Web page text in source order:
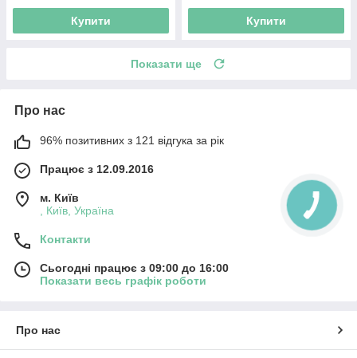
Купити Купити
Показати ще
Про нас
96% позитивних з 121 відгука за рік
Працює з 12.09.2016
м. Київ
, Київ, Україна
Контакти
Сьогодні працює з 09:00 до 16:00
Показати весь графік роботи
Про нас